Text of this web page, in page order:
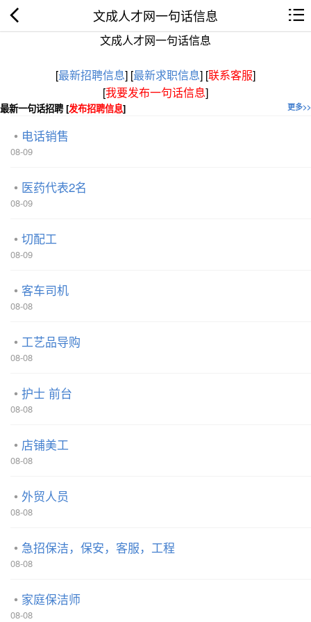
文成人才网一句话信息
文成人才网一句话信息
[最新招聘信息] [最新求职信息] [联系客服]
[我要发布一句话信息]
更多>>
最新一句话招聘 [发布招聘信息]
电话销售
08-09
医药代表2名
08-09
切配工
08-09
客车司机
08-08
工艺品导购
08-08
护士 前台
08-08
店铺美工
08-08
外贸人员
08-08
急招保洁，保安，客服，工程
08-08
家庭保洁师
08-08